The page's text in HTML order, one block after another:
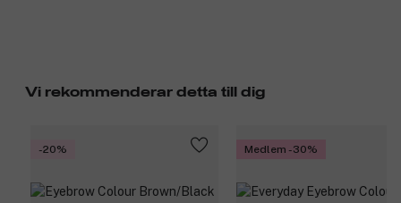
Vi rekommenderar detta till dig
-20% Medlem -30%